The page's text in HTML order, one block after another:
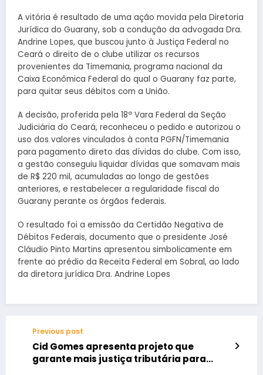
A vitória é resultado de uma ação movida pela Diretoria
Jurídica do Guarany, sob a condução da advogada Dra.
Andrine Lopes, que buscou junto à Justiça Federal no
Ceará o direito de o clube utilizar os recursos
provenientes da Timemania, programa nacional da
Caixa Econômica Federal do qual o Guarany faz parte,
para quitar seus débitos com a União.
A decisão, proferida pela 18ª Vara Federal da Seção
Judiciária do Ceará, reconheceu o pedido e autorizou o
uso dos valores vinculados à conta PGFN/Timemania
para pagamento direto das dívidas do clube. Com isso,
a gestão conseguiu liquidar dívidas que somavam mais
de R$ 220 mil, acumuladas ao longo de gestões
anteriores, e restabelecer a regularidade fiscal do
Guarany perante os órgãos federais.
O resultado foi a emissão da Certidão Negativa de
Débitos Federais, documento que o presidente José
Cláudio Pinto Martins apresentou simbolicamente em
frente ao prédio da Receita Federal em Sobral, ao lado
da diretora jurídica Dra. Andrine Lopes
Previous post
Cid Gomes apresenta projeto que
garante mais justiça tributária para